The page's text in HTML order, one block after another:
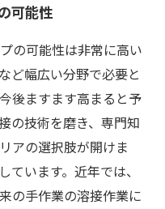
可能性
の可能性は非常に高い
ど幅広い分野で必要と
後ますます高まると予
の技術を磨き、専門知
アの選択肢が開けま
ています。近年では、
の手作業の溶接作業に